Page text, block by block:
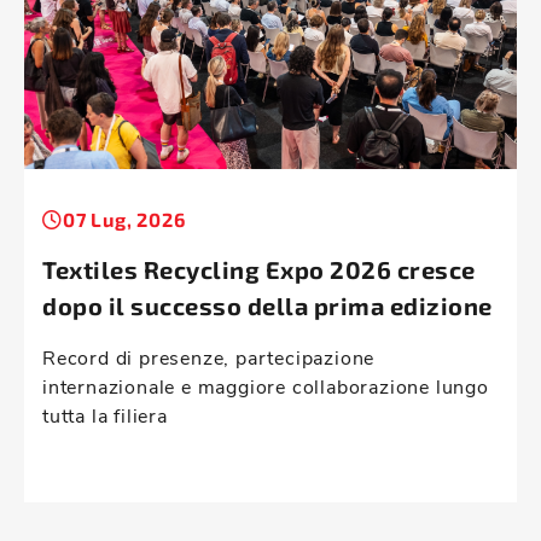
07 Lug, 2026
Textiles Recycling Expo 2026 cresce
dopo il successo della prima edizione
Record di presenze, partecipazione
internazionale e maggiore collaborazione lungo
tutta la filiera